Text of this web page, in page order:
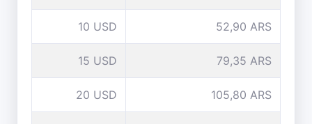
10 USD 52,90 ARS
15 USD 79,35 ARS
20 USD 105,80 ARS